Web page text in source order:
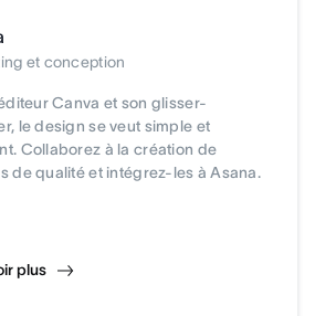
et conception
Canva et son glisser-
le design se veut simple et
Collaborez à la création de
de qualité et intégrez-les à Asana.
plus